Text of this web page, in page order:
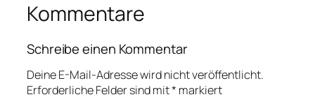
Kommentare
Schreibe einen Kommentar
Deine E-Mail-Adresse wird nicht veröffentlicht.
Erforderliche Felder sind mit* markiert